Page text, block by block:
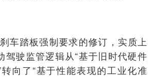
车踏板强制要求的修订，实质上
驾驶监管逻辑从“基于旧时代硬件
向了“基于性能表现的工业化准